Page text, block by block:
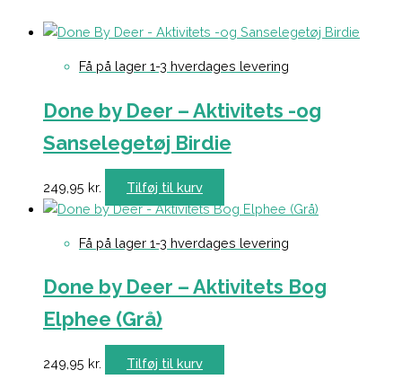
Få på lager 1-3 hverdages levering
Done by Deer – Aktivitets -og
Sanselegetøj Birdie
249,95 kr. Tilføj til kurv
Få på lager 1-3 hverdages levering
Done by Deer – Aktivitets Bog
Elphee (Grå)
249,95 kr. Tilføj til kurv